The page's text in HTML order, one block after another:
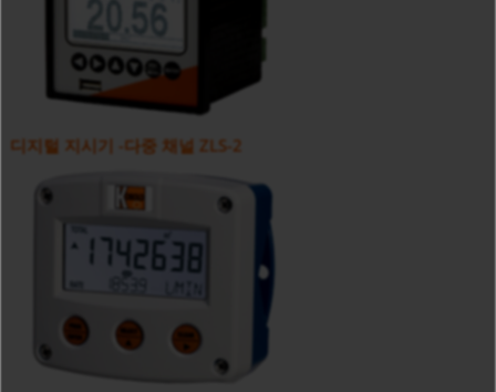
디지털 지시기 -다중 채널 ZLS-2